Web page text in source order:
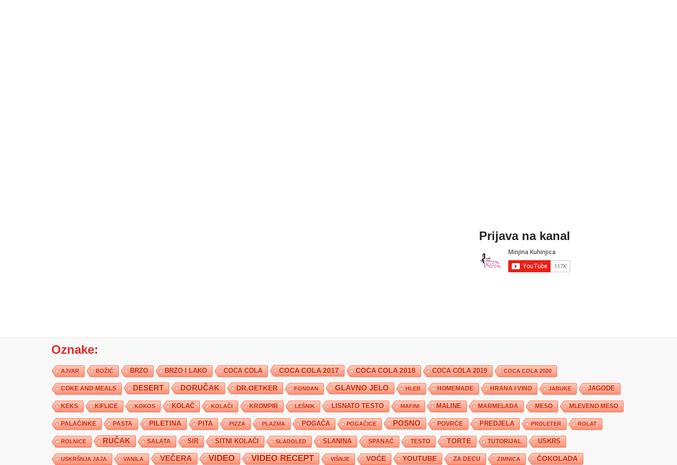
Prijava na kanal
Oznake:
AJVAR BOŽIĆ BRZO BRZO I LAKO COCA COLA COCA COLA 2017 COCA COLA 2018 COCA COLA 2019 COCA COLA 2020
COKE AND MEALS DESERT DORUČAK DR.OETKER FONDAN GLAVNO JELO HLEB HOMEMADE HRANA I VINO JABUKE JAGODE
KEKS KIFLICE KOKOS KOLAČ KOLAČI KROMPIR LEŠNIK LISNATO TESTO MAFINI MALINE MARMELADA MESO MLEVENO MESO
PALAČINKE PASTA PILETINA PITA PIZZA PLAZMA POGAČA POGAČICE POSNO POVRĆE PREDJELA PROLETER ROLAT
ROLNICE RUČAK SALATA SIR SITNI KOLAČI SLADOLED SLANINA SPANAĆ TESTO TORTE TUTORIJAL USKRS
USKRŠNJA JAJA VANILA VEČERA VIDEO VIDEO RECEPT VIŠNJE VOĆE YOUTUBE ZA DECU ZIMNICA ČOKOLADA